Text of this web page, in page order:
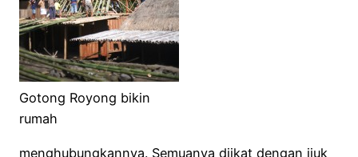
Gotong Royong bikin
rumah
menghubungkannya. Semuanya diikat dengan ijuk